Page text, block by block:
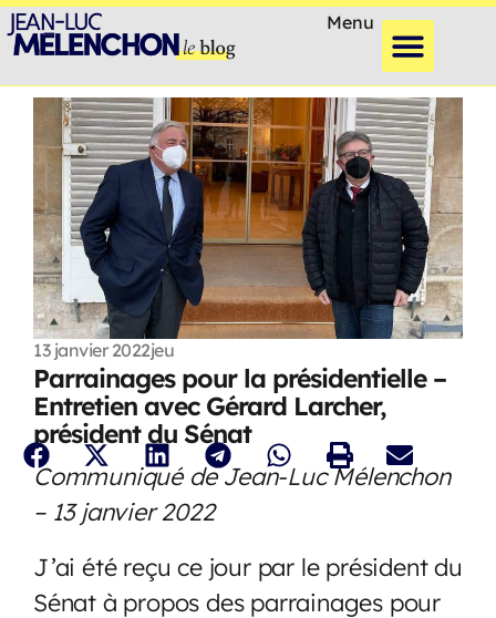
Menu
13 janvier 2022jeu
Parrainages pour la présidentielle –
Entretien avec Gérard Larcher,
président du Sénat
Communiqué de Jean-Luc Mélenchon
– 13 janvier 2022
J’ai été reçu ce jour par le président du
Sénat à propos des parrainages pour